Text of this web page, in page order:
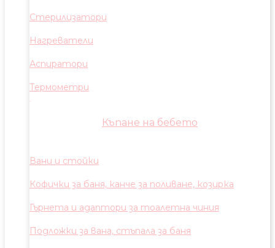
Стерилизатори
Нагреватели
Аспиратори
Термометри
Къпане на бебето
Вани и стойки
Кофички за баня, канче за поливане, козирка
Гърнета и адаптори за тоалетна чиния
Подложки за вана, стъпала за баня